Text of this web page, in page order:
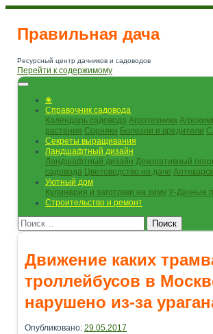
Правильная дача
Ресурсный центр дачников и садоводов
Перейти к содержимому
❀
Справочник садовода
Календарь садовода Агротехника
растения Сорняки Болезни и вредители
Секреты выращивания
Ландшафтный дизайн
Ландшафтный дизайн Декоративный
садовода Цветоводство на даче
Уютный дом
Кулинария и заготовки на зиму У-Дачные
Строительство и ремонт
Поиск
Движение каких
троллейбусов в
нарушено из-за
Опубликовано: 29.05.2017